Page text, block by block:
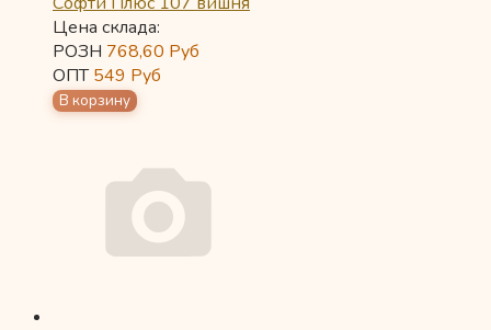
Цена склада:
РОЗН 768,60 Руб
ОПТ549 Руб